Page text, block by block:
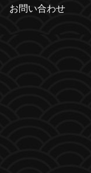
お問い合わせ